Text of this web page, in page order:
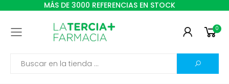
MÁS DE 3000 REFERENCIAS EN STOCK
Toggle mobile menu 0
Search